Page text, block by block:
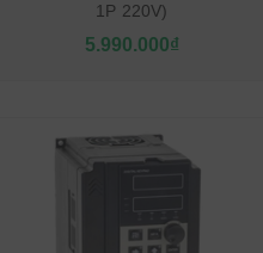
1P 220V)
5.990.000₫